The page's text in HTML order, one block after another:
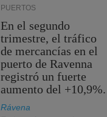
PUERTOS
En el segundo
trimestre, el tráfico
de mercancías en el
puerto de Ravenna
registró un fuerte
aumento del +10,9%.
Rávena